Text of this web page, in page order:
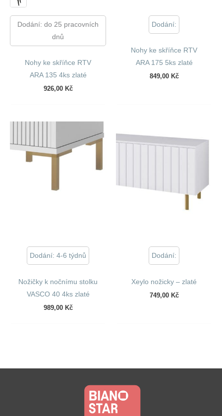
Dodání: do 25 pracovních
dnů
Nohy ke skříňce RTV
ARA 135 4ks zlaté
926,00 Kč
Dodání:
Nohy ke skříňce RTV
ARA 175 5ks zlaté
849,00 Kč
Dodání: 4-6 týdnů
Nožičky k nočnímu stolku
VASCO 40 4ks zlaté
989,00 Kč
Dodání:
Xeylo nožicky – zlaté
749,00 Kč